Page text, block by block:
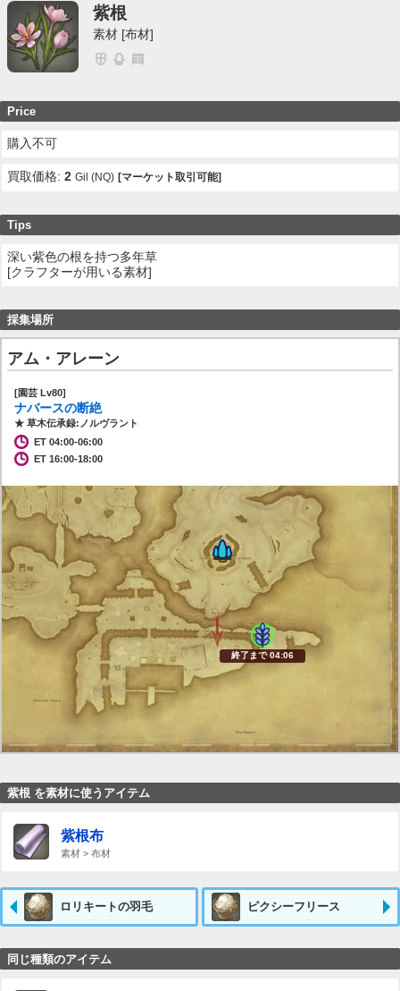
紫根
素材 [布材]
Price
購入不可
買取価格:2 Gil (NQ) [マーケット取引可能]
Tips
深い紫色の根を持つ多年草
[クラフターが用いる素材]
採集場所
アム・アレーン
[園芸 Lv80]
ナバースの断絶
★ 草木伝承録:ノルヴラント
ET 04:00-06:00
ET 16:00-18:00
終了まで 04:06
紫根 を素材に使うアイテム
紫根布
素材 > 布材
ロリキートの羽毛 ピクシーフリース
同じ種類のアイテム